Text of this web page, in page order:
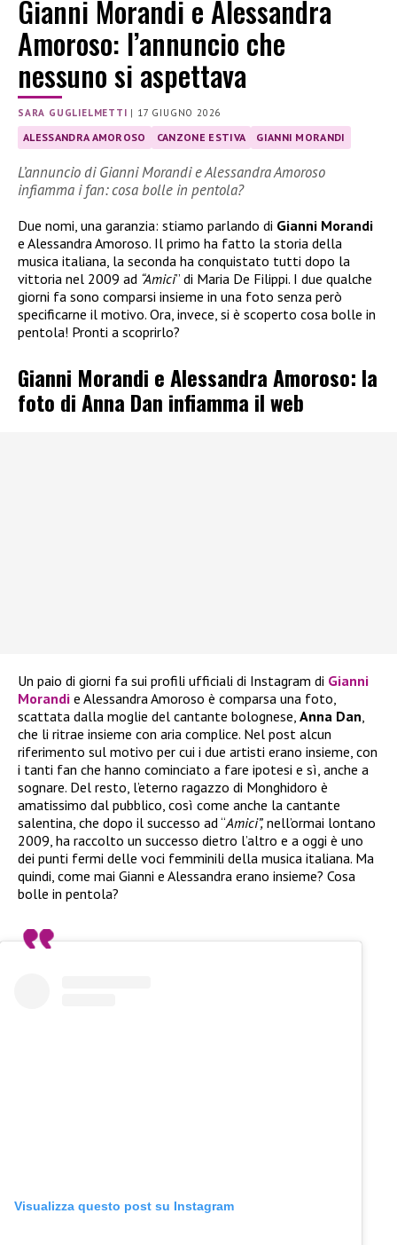
Gianni Morandi e Alessandra
Amoroso: l’annuncio che
nessuno si aspettava
SARA GUGLIELMETTI | 17 GIUGNO 2026
ALESSANDRA AMOROSO CANZONE ESTIVA GIANNI MORANDI
L’annuncio di Gianni Morandi e Alessandra Amoroso
infiamma i fan: cosa bolle in pentola?
Due nomi, una garanzia: stiamo parlando di Gianni Morandi
e Alessandra Amoroso. Il primo ha fatto la storia della
musica italiana, la seconda ha conquistato tutti dopo la
vittoria nel 2009 ad “Amici” di Maria De Filippi. I due qualche
giorni fa sono comparsi insieme in una foto senza però
specificarne il motivo. Ora, invece, si è scoperto cosa bolle in
pentola! Pronti a scoprirlo?
Gianni Morandi e Alessandra Amoroso: la
foto di Anna Dan infiamma il web
Un paio di giorni fa sui profili ufficiali di Instagram di Gianni
Morandi e Alessandra Amoroso è comparsa una foto,
scattata dalla moglie del cantante bolognese, Anna Dan
che li ritrae insieme con aria complice. Nel post alcun
riferimento sul motivo per cui i due artisti erano insieme, con
i tanti fan che hanno cominciato a fare ipotesi e sì, anche a
sognare. Del resto, l’eterno ragazzo di Monghidoro è
amatissimo dal pubblico, così come anche la cantante
salentina, che dopo il successo ad “Amici”, nell’ormai lontano
2009, ha raccolto un successo dietro l’altro e a oggi è uno
dei punti fermi delle voci femminili della musica italiana. Ma
quindi, come mai Gianni e Alessandra erano insieme? Cosa
bolle in pentola?
Visualizza questo post su Instagram